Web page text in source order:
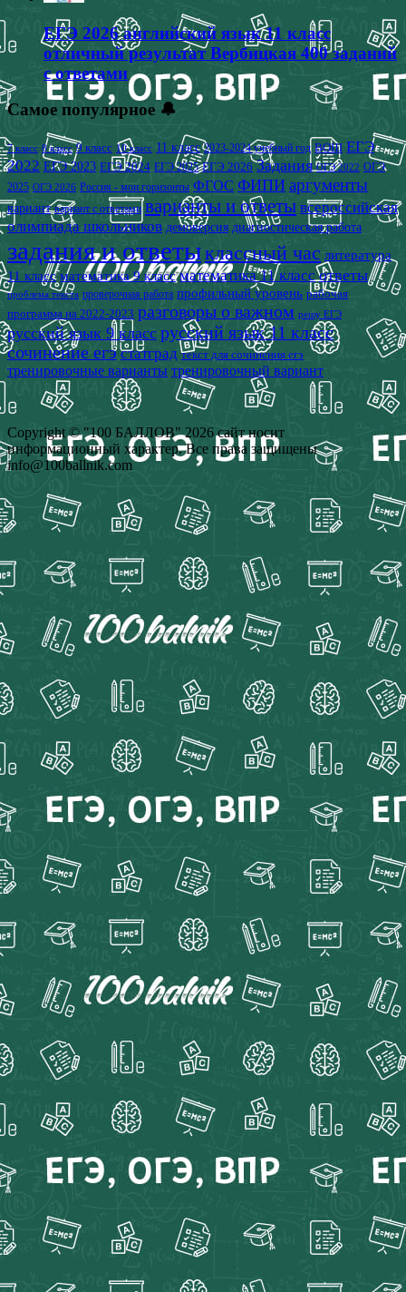
ЕГЭ 2026 английский язык 11 класс
отличный результат Вербицкая 400 заданий
с ответами
Самое популярное 🔔
7 класс 8 класс 9 класс 10 класс 11 класс 2023-2024 учебный год ВОШ ЕГЭ
2022 ЕГЭ 2023 ЕГЭ 2024 ЕГЭ 2025 ЕГЭ 2026 Задания ОГЭ 2022 ОГЭ
2025 ОГЭ 2026 Россия - мои горизонты ФГОС ФИПИ аргументы
вариант вариант с ответами варианты и ответы всероссийская
олимпиада школьников демоверсия диагностическая работа
задания и ответыклассный час литература
11 класс математика 9 класс математика 11 класс ответы
проблема текста проверочная работа профильный уровень рабочая
программа на 2022-2023 разговоры о важном решу ЕГЭ
русский язык 9 класс русский язык 11 класс
сочинение егэ статград текст для сочинения егэ
тренировочные варианты тренировочный вариант
Copyright © "100 БАЛЛОВ" 2026 сайт носит
информационный характер. Все права защищены
info@100ballnik.com